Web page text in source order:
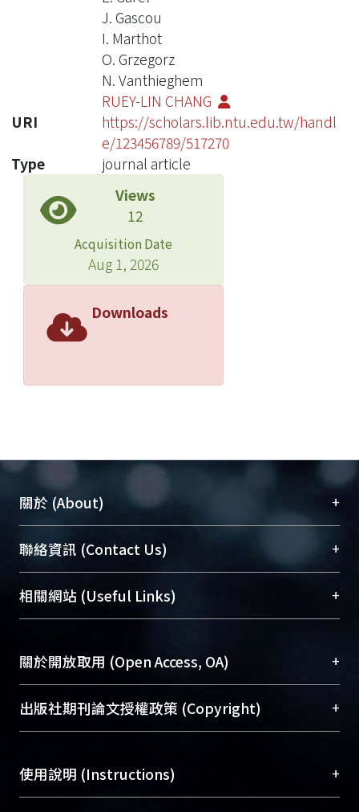
J. Gascou
I. Marthot
O. Grzegorz
N. Vanthieghem
RUEY-LIN CHANG
URI
https://scholars.lib.ntu.edu.tw/handl
e/123456789/517270
Type
journal article
Views
12
Acquisition Date
Aug 1, 2026
Downloads
關於 (About) +
臺大位居世界頂尖大學之列，為永久珍藏及向國際
展現本校豐碩的研究成果及學術能量，圖書館整合
機構典藏（NTUR）與學術庫（AH）不同功能平
台，成為臺大學術典藏NTU scholars。期能整合研
成果。
To permanently archive and promote researcher
profiles and scholarly works, Library integrates the
services of “NTU Repository” with “Academic
聯絡資訊 (Contact Us) +
總館學科館員(Main Library)
醫學圖書館學科館員(Medical Library)
Sciences Library)
相關網站 (Useful Links) +
關於開放取用 (Open Access, OA) +
開放取用是從使用者角度提升資訊取用性的社會運
動，應用在學術研究上是透過將研究著作公開供使
用逐年攀升。同時可加速研究發展、提升研究影響
出版社期刊論文授權政策 (Copyright) +
含部分內容的版權非匯入者所有，或由第三方贊
助與合作完成，請確認該版權所有者及第三方同
使用說明 (Instructions) +